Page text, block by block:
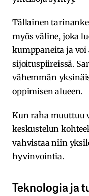
Tällainen
myös väline, joka
kumppaneita ja voi
sijoituspiireissä.
vähemmän
oppimisen alueen.
Kun raha muuttuu
keskustelun
vahvistaa niin
hyvinvointia.
Teknologia ja